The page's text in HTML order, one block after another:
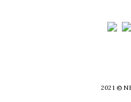
2021 ©